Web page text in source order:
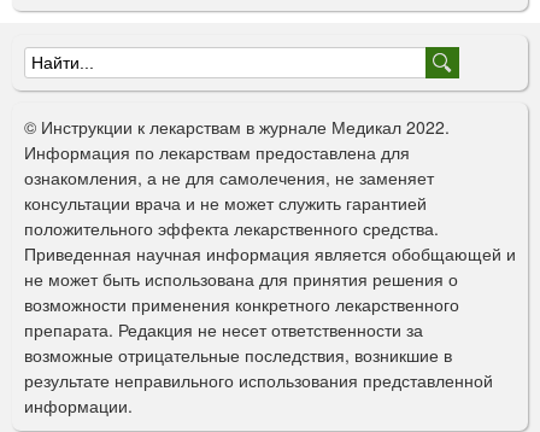
Ф
о
р
м
а
п
о
и
с
к
© Инструкции к лекарствам в журнале Медикал 2022.
Информация по лекарствам предоставлена для
ознакомления, а не для самолечения, не заменяет
консультации врача и не может служить гарантией
положительного эффекта лекарственного средства.
Приведенная научная информация является обобщающей и
не может быть использована для принятия решения о
возможности применения конкретного лекарственного
препарата. Редакция не несет ответственности за
возможные отрицательные последствия, возникшие в
результате неправильного использования представленной
информации.